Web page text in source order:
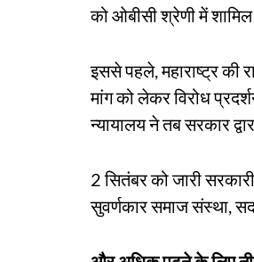
को ओबीसी श्रेणी में शामिल
इससे पहले, महाराष्ट्र की
मांग को लेकर विरोध
न्यायालय ने तब सरकार
2 सितंबर को जारी
सुवर्णकार समाज संस्था,